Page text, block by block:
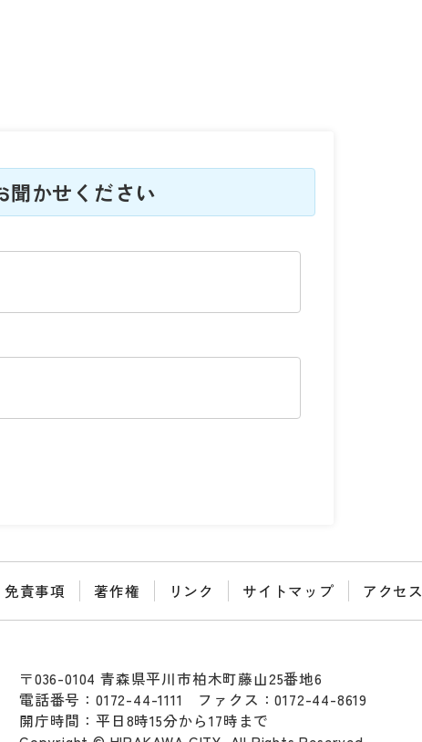
聞かせください
免責事項 著作権 リンク サイトマップ アクセス
〒036-0104 青森県平川市柏木町藤山25番地6
電話番号：0172-44-1111 ファクス：0172-44-8619
開庁時間：平日8時15分から17時まで